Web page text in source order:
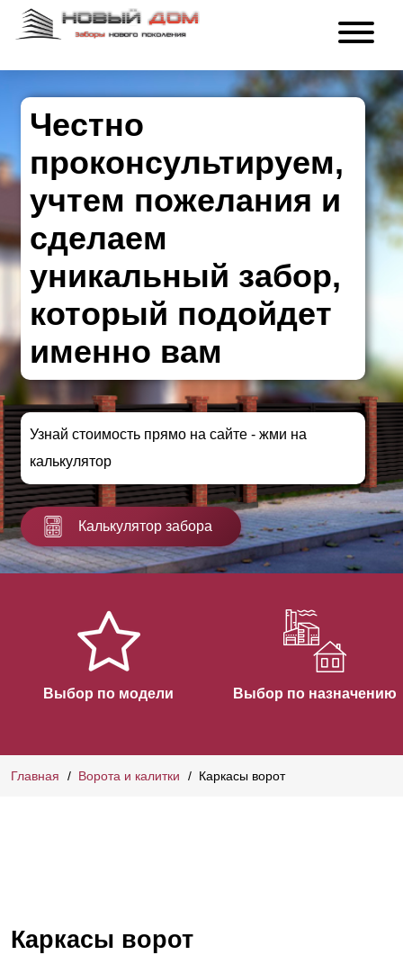
Честно
проконсультируем,
учтем пожелания и
сделаем
уникальный забор,
который подойдет
именно вам
Узнай стоимость прямо на сайте - жми на
калькулятор
Калькулятор забора
Выбор по модели Выбор по назначению
Главная Ворота и калитки Каркасы ворот
Каркасы ворот